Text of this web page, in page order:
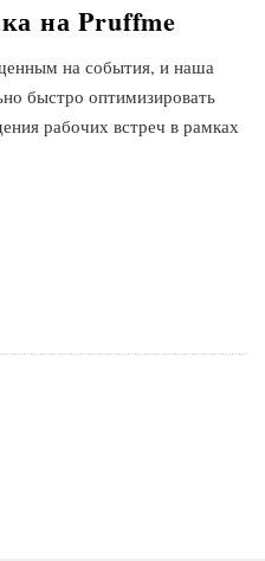
на Pruffme
на события, и наша
быстро оптимизировать
рабочих встреч в рамках